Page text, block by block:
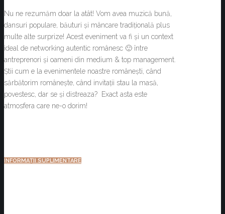
Nu ne rezumăm doar la atât! Vom avea muzică bună,
dansuri populare, băuturi și mâncare tradițională plus
multe alte surprize! Acest eveniment va fi și un context
ideal de networking autentic românesc 🙂 între
antreprenori și oameni din medium & top management.
Știi cum e la evenimentele noastre românești, când
sărbătorim românește, când invitații stau la masă,
povestesc, dar se și distreaza? Exact asta este
atmosfera care ne-o dorim!
INFORMAȚII SUPLIMENTARE